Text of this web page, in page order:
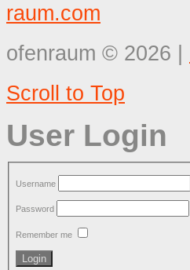
raum.com
ofenraum © 2026
Scroll to Top
User Login
Username
Password
Remember me